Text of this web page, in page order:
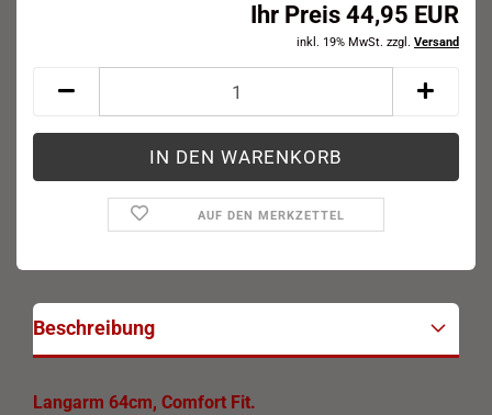
Ihr Preis 44,95 EUR
inkl. 19% MwSt. zzgl. Versand
AUF DEN MERKZETTEL
Beschreibung
Langarm 64cm, Comfort Fit.